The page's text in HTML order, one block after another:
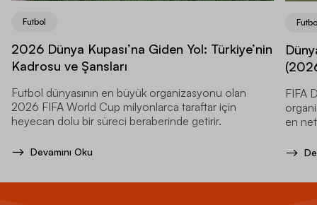
Futbol
2026 Dünya Kupası’na Giden Yol: Türkiye’nin
Kadrosu ve Şansları
Futbol dünyasının en büyük organizasyonu olan
2026 FIFA World Cup milyonlarca taraftar için
heyecan dolu bir süreci beraberinde getirir.
Devamını Oku
FIFA
en